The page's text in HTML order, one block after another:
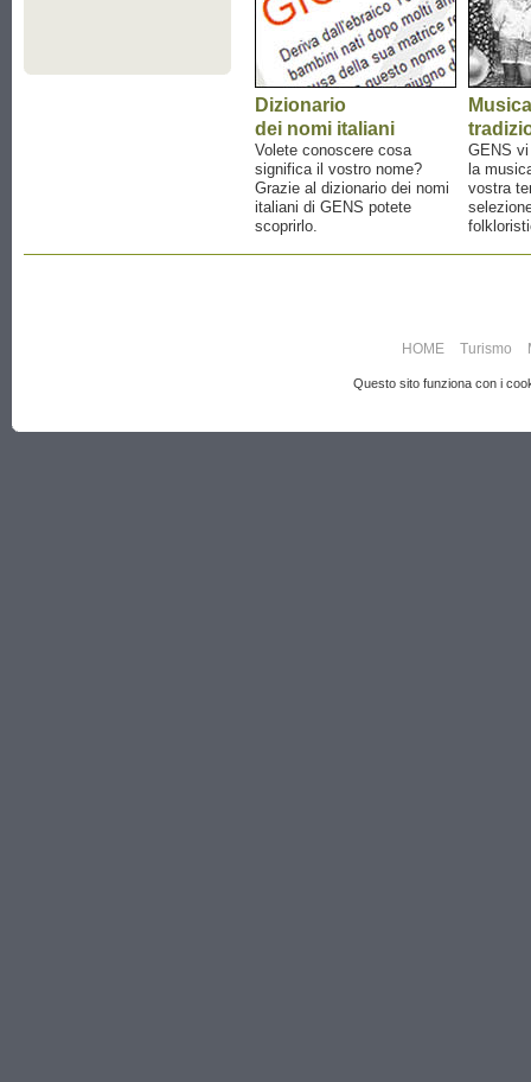
Dizionario
dei nomi italiani
Volete conoscere cosa
significa il vostro nome?
Grazie al dizionario dei nomi
italiani di GENS potete
scoprirlo.
Musica
GENS
la
vostra
HOME Turismo
Questo sito funziona con i